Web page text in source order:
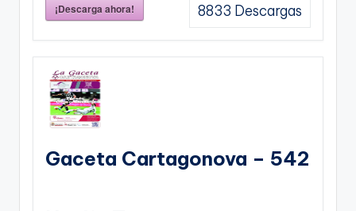
¡Descarga ahora! 8833 Descargas
Gaceta Cartagonova – 542